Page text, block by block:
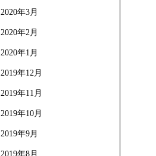
2020年3月
2020年2月
2020年1月
2019年12月
2019年11月
2019年10月
2019年9月
2019年8月